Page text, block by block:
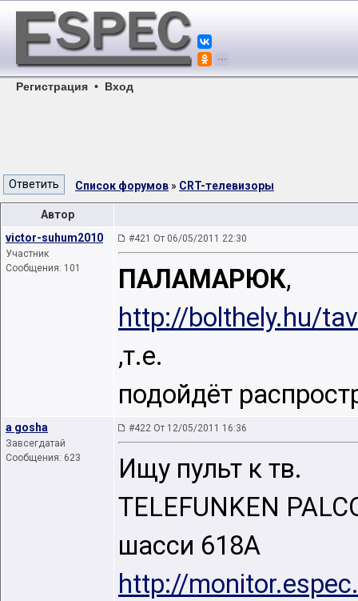
Регистрация • Вход
Список форумов » CRT-телевизоры
Автор
victor-suhum2010
Участник
Сообщения: 101
#421 От 06/05/2011 22:30
ПАЛАМАРЮК,
http://bolthely.hu/
,т.е.
подойдёт
a gosha
Завсегдатай
Сообщения: 623
#422 От 12/05/2011 16:36
Ищу пульт к тв.
TELEFUNKEN
шасси 618A
http://